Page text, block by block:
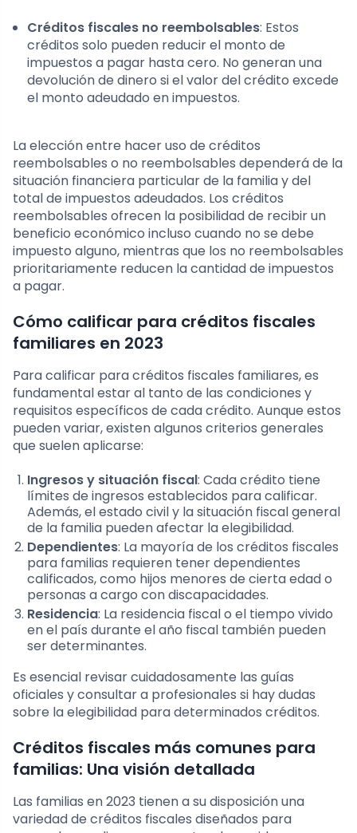
Créditos fiscales no reembolsables: Estos
créditos solo pueden reducir el monto de
impuestos a pagar hasta cero. No generan una
devolución de dinero si el valor del crédito excede
el monto adeudado en impuestos.
La elección entre hacer uso de créditos
reembolsables o no reembolsables dependerá de la
situación financiera particular de la familia y del
total de impuestos adeudados. Los créditos
reembolsables ofrecen la posibilidad de recibir un
beneficio económico incluso cuando no se debe
impuesto alguno, mientras que los no reembolsables
prioritariamente reducen la cantidad de impuestos
a pagar.
Cómo calificar para créditos fiscales
familiares en 2023
Para calificar para créditos fiscales familiares, es
fundamental estar al tanto de las condiciones y
requisitos específicos de cada crédito. Aunque estos
pueden variar, existen algunos criterios generales
que suelen aplicarse:
Ingresos y situación fiscal: Cada crédito tiene
límites de ingresos establecidos para calificar.
Además, el estado civil y la situación fiscal general
de la familia pueden afectar la elegibilidad.
Dependientes: La mayoría de los créditos fiscales
para familias requieren tener dependientes
calificados, como hijos menores de cierta edad o
personas a cargo con discapacidades.
Residencia: La residencia fiscal o el tiempo vivido
en el país durante el año fiscal también pueden
ser determinantes.
Es esencial revisar cuidadosamente las guías
oficiales y consultar a profesionales si hay dudas
sobre la elegibilidad para determinados créditos.
Créditos fiscales más comunes para
familias: Una visión detallada
Las familias en 2023 tienen a su disposición una
variedad de créditos fiscales diseñados para